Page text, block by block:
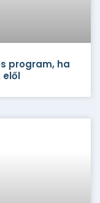
program, ha
elől